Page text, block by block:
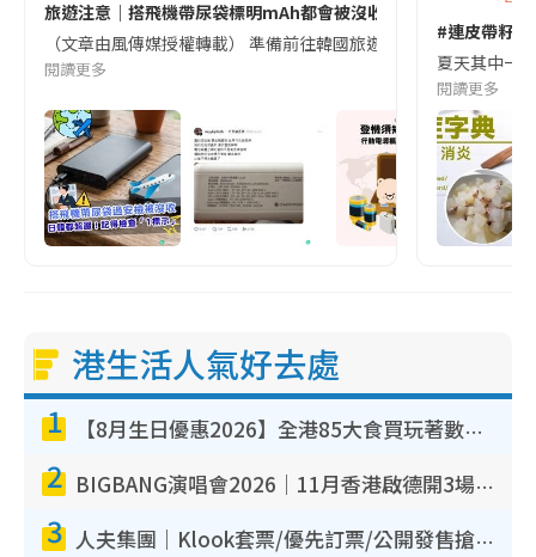
旅遊注意｜搭飛機帶尿袋標明mAh都會被沒收😱出發前切記檢查
（文章由風傳媒授權轉載） 準備前往韓國旅遊的民眾，近期要
閱讀更多
#連皮帶籽
夏天其中一
閱讀更多
港生活人氣好去處
1 【8月生日優惠2026】全港85大食買玩著數攻略 自助餐/火鍋放題同行免費＋誠品/DONKI送現金券
2 BIGBANG演唱會2026｜11月香港啟德開3場！實名制VIP申請、優先購票攻略
3 人夫集團｜Klook套票/優先訂票/公開發售搶飛攻略！附票價.購票連結.場地座位表